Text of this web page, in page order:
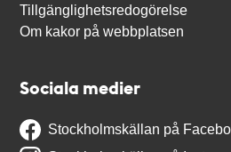
Tillgänglighetsredogörelse
Om kakor på webbplatsen
Sociala medier
Stockholmskällan på